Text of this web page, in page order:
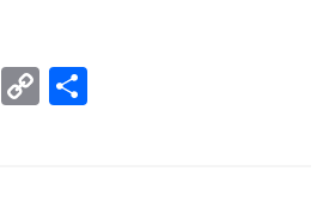
W
e
C
o